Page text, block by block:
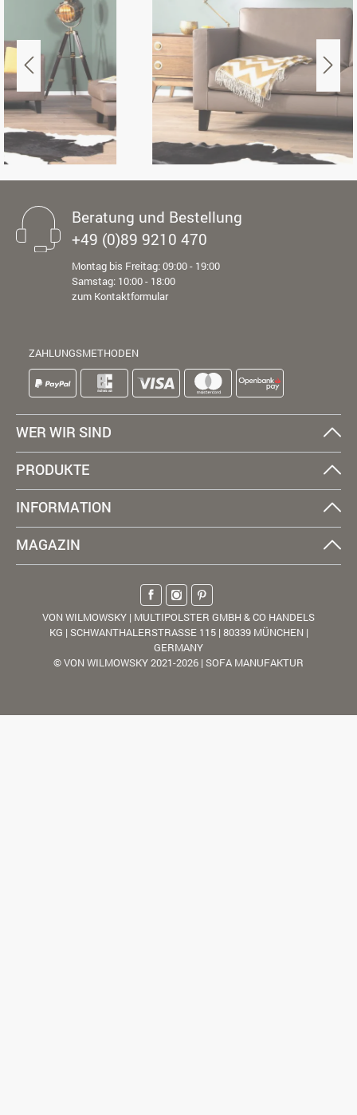
Beratung und Bestellung
+49 (0)89 9210 470
Montag bis Freitag: 09:00 - 19:00
Samstag: 10:00 - 18:00
zum Kontaktformular
ZAHLUNGSMETHODEN
WER WIR SIND
PRODUKTE
INFORMATION
MAGAZIN
VON WILMOWSKY | MULTIPOLSTER GMBH & CO HANDELS
KG | SCHWANTHALERSTRASSE 115 | 80339 MÜNCHEN |
GERMANY
© VON WILMOWSKY 2021-2026 | SOFA MANUFAKTUR